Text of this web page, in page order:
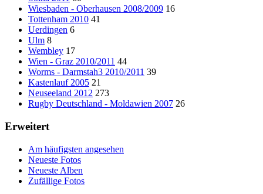
Wiesbaden - Oberhausen 2008/2009 16
Tottenham 2010 41
Uerdingen 6
Ulm 8
Wembley 17
Wien - Graz 2010/2011 44
Worms - Darmstah3 2010/2011 39
Kastenlauf 2005 21
Neuseeland 2012 273
Rugby Deutschland - Moldawien 2007 26
Erweitert
Am häufigsten angesehen
Neueste Fotos
Neueste Alben
Zufällige Fotos